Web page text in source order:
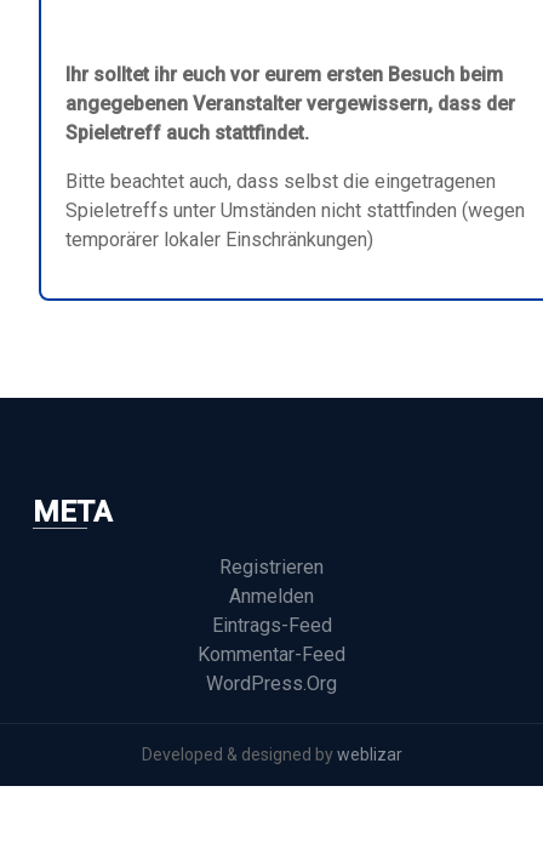
Ihr solltet ihr euch vor eurem ersten Besuch beim
angegebenen Veranstalter vergewissern, dass der
Spieletreff auch stattfindet.
Bitte beachtet auch, dass selbst die eingetragenen
Spieletreffs unter Umständen nicht stattfinden (wegen
temporärer lokaler Einschränkungen)
META
Registrieren
Anmelden
Eintrags-Feed
Kommentar-Feed
WordPress.org
Developed & designed byweblizar